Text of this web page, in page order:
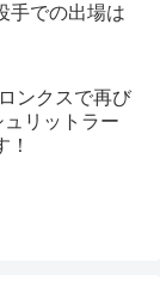
手での出場は
ンクスで再び
リットラー